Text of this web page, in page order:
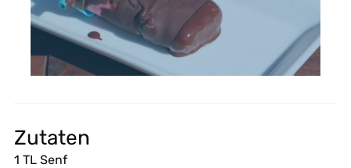
Zutaten
1 TL Senf